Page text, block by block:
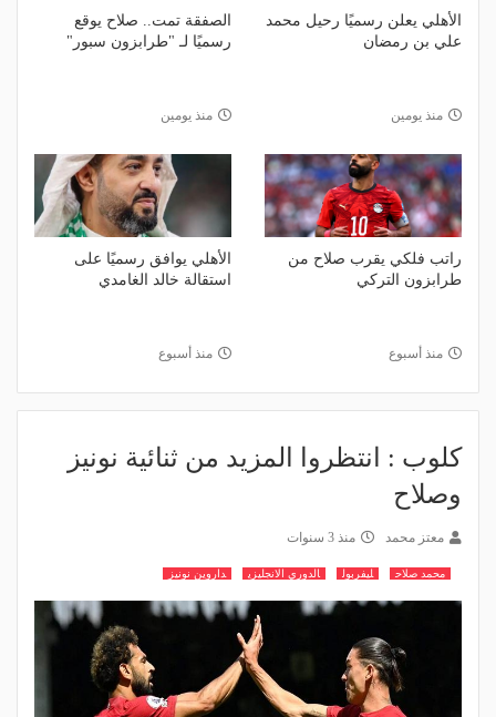
الأهلي يعلن رسميًا رحيل محمد
علي بن رمضان
منذ يومين
الصفقة تمت.. صلاح يوقع
رسميًا لـ "طرابزون سبور"
منذ يومين
راتب فلكي يقرب صلاح من
طرابزون التركي
منذ أسبوع
الأهلي يوافق رسميًا على
استقالة خالد الغامدي
منذ أسبوع
كلوب : انتظروا المزيد من ثنائية نونيز
وصلاح
معتز محمد منذ 3 سنوات
محمد صلاح ليفربول الدوري الانجليزي داروين نونيز